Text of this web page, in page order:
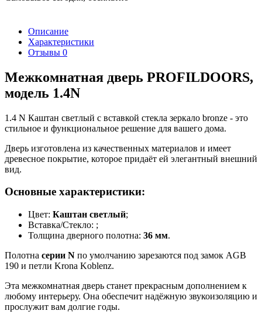
Описание
Характеристики
Отзывы 0
Межкомнатная дверь PROFILDOORS,
модель 1.4N
1.4 N Каштан светлый с вставкой стекла зеркало bronze - это
стильное и функциональное решение для вашего дома.
Дверь изготовлена из качественных материалов и имеет
древесное покрытие, которое придаёт ей элегантный внешний
вид.
Основные характеристики:
Цвет: Каштан светлый;
Вставка/Стекло: ;
Толщина дверного полотна: 36 мм.
Полотна серии N по умолчанию зарезаются под замок AGB
190 и петли Krona Koblenz.
Эта межкомнатная дверь станет прекрасным дополнением к
любому интерьеру. Она обеспечит надёжную звукоизоляцию и
прослужит вам долгие годы.